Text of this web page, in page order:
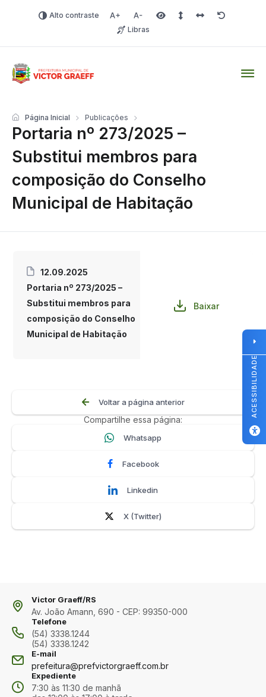
Alto contraste Aumentar fonte
Diminuir fonteÁrea selecionada
Espaçamento de linha
Espaço dos
Redefinir
Libras
Portaria nº 273/2025 –
Substitui membros para
composição do Conselho
Municipal de Habitação
Página Inicial Publicações
12.09.2025
Portaria nº 273/2025 –
Substitui membros para
composição do Conselho
Municipal de Habitação
Baixar
Voltar a página anterior
Compartilhe essa página:
Whatsapp
Facebook
Linkedin
X (Twitter)
Victor Graeff/RS
Av. João Amann, 690 - CEP: 99350-000
Telefone
(54) 3338.1244
(54) 3338.1242
E-mail
prefeitura@prefvictorgraeff.com.br
Expediente
7:30 às 11:30 de manhã
ACESSIBILIDADE